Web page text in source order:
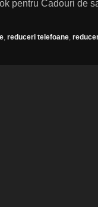
pentru Cadouri de
, reduceri telefoane,